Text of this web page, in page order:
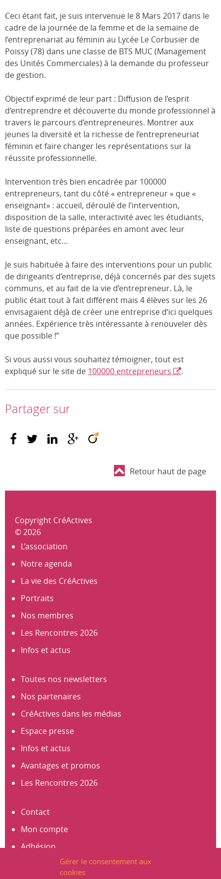
Gérer le consentement aux
cookies
Ceci étant fait, je suis intervenue le 8 Mars 2017 dans le
cadre de la journée de la femme et de la semaine de
l’entreprenariat au féminin au Lycée Le Corbusier de
Poissy (78) dans une classe de BTS MUC (Management
des Unités Commerciales) à la demande du professeur
de gestion.
Objectif exprimé de leur part : Diffusion de l’esprit
d’entreprendre et découverte du monde professionnel à
travers le parcours d’entrepreneures. Montrer aux
jeunes la diversité et la richesse de l’entrepreneuriat
féminin et faire changer les représentations sur la
réussite professionnelle.
Intervention très bien encadrée par 100000
entrepreneurs, tant du côté « entrepreneur » que «
enseignant» : accueil, déroulé de l’intervention,
disposition de la salle, interactivité avec les étudiants,
liste de questions préparées en amont avec leur
enseignant, etc…
Je suis habituée à faire des interventions pour un public
de dirigeants d’entreprise, déjà concernés par des sujets
communs, et au fait de la vie d’entrepreneur. Là, le
public était tout à fait différent mais 4 élèves sur les 26
envisagaient déjà de créer une entreprise d’ici quelques
années. Expérience très intéressante à renouveler dès
que possible !”
Si vous aussi vous souhaitez témoigner, tout est
expliqué sur le site de 100000 entrepreneurs .
Partager sur
Retour haut de page
Copyright CréActives
© 2026
L’association
Notre agenda
La vie des CréActives
Portraits
Nos membres
Les Rencontres 2026
Infos et actus
Toutes nos newsletters
Nos partenaires
CréActives dans les médias
Espace presse
Infos et actus
Avantages et promos
Les Rencontres 2026
Contact
Mon compte
Adhésion
S’abonner à la newsletter